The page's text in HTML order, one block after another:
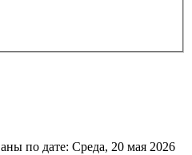
по дате: Среда, 20 мая 2026